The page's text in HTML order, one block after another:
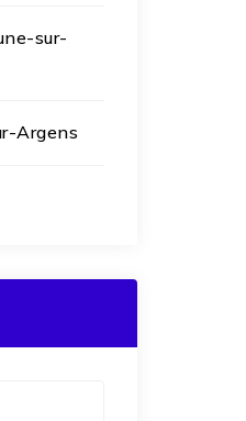
sur-
Argens